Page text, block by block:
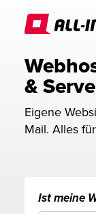
&
Eigene
Mail. Alles
Ist meine